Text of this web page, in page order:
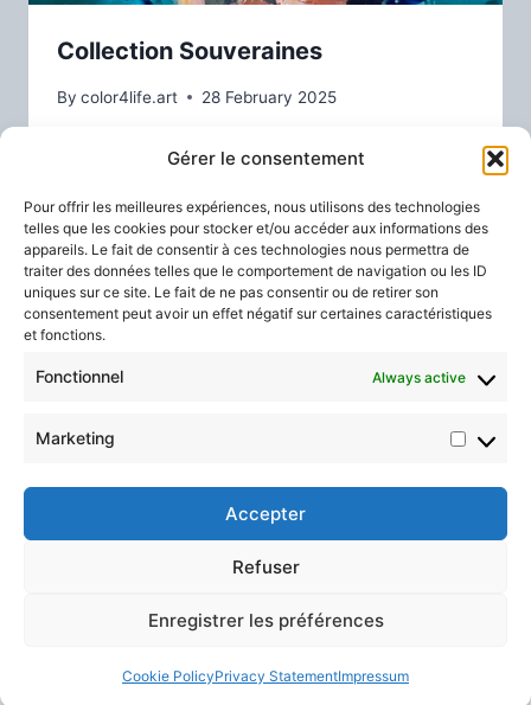
Gérer le consentement
Pour offrir les meilleures expériences, nous utilisons des technologies
telles que les cookies pour stocker et/ou accéder aux informations des
appareils. Le fait de consentir à ces technologies nous permettra de
traiter des données telles que le comportement de navigation ou les ID
uniques sur ce site. Le fait de ne pas consentir ou de retirer son
consentement peut avoir un effet négatif sur certaines caractéristiques
et fonctions.
Fonctionnel Always active
Marketing
Accepter
Refuser
Enregistrer les préférences
Cookie PolicyPrivacy StatementImpressum
Collection Souveraines
By color4life.art 28 February 2025
Legal Mentions – Privacy & Cookies Policy –